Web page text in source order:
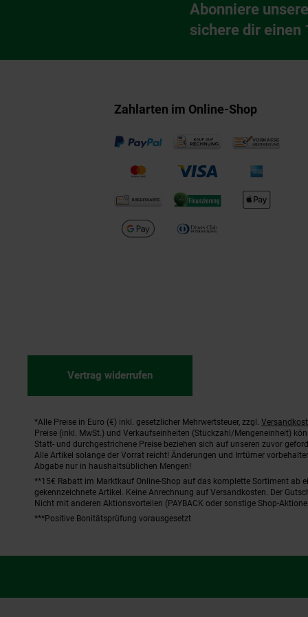
Newsletter
Abonniere
sichere dir einen
Zahlarten im Online-Shop
Vertrag widerrufen
Fußnoten
*Alle Preise in Euro (€) inkl. gesetzlicher Mehrwertsteuer, zzgl.
Preise (inkl. MwSt.) und Verkaufseinheiten (Stückzahl/Mengeneinheit)
Statt- und durchgestrichene Preise beziehen sich auf unseren zuvor
Alle Artikel solange der Vorrat reicht! Änderungen und Irrtümer
Abgabe nur in haushaltsüblichen Mengen!
**15€ Rabatt im Marktkauf Online-Shop auf das komplette Sortiment ab
gekennzeichnete Artikel. Keine Anrechnung auf Versandkosten. Der
Nicht mit anderen Aktionsvorteilen (PAYBACK oder sonstige Shop-
***Positive Bonitätsprüfung vorausgesetzt